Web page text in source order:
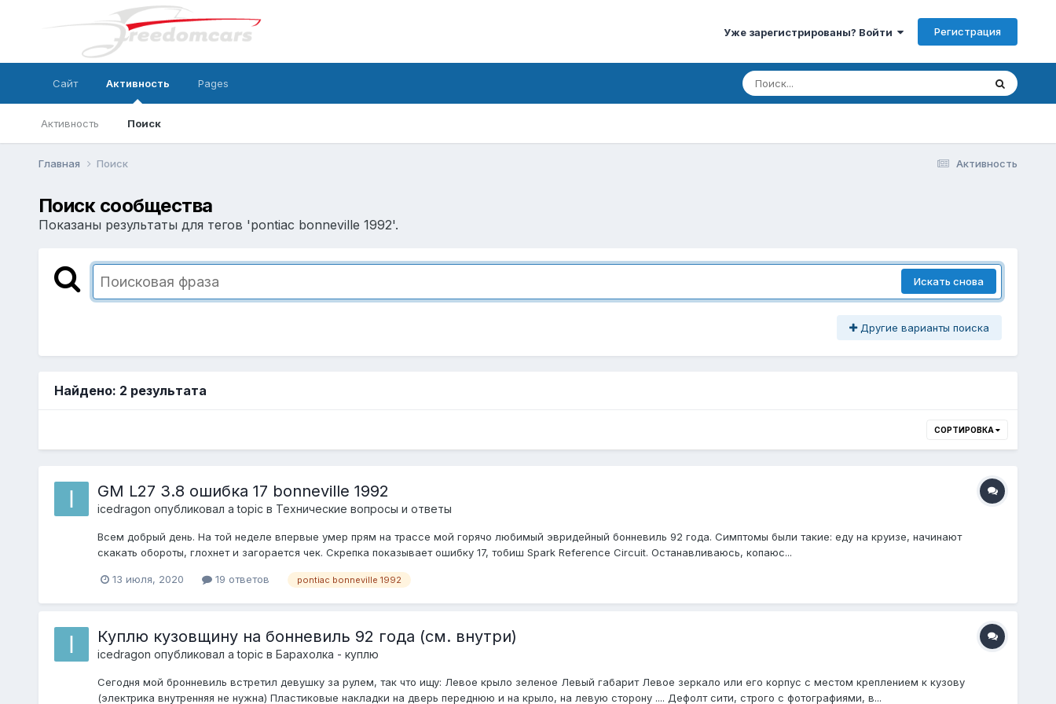
Уже зарегистрированы? Войти Регистрация
Сайт Активность
Активность Поиск
Pages
Активность
Главная Поиск
Поиск сообщества
Показаны результаты для тегов 'pontiac bonneville 1992'.
Искать снова
Другие варианты поиска
Найдено: 2 результата
СОРТИРОВКА
GM L27 3.8 ошибка 17 bonneville 1992
icedragon опубликовал a topic в Технические вопросы и ответы
Всем добрый день. На той неделе впервые умер прям на трассе мой горячо любимый эвридейный бонневиль 92 года. Симптомы были такие: еду на круизе, начинают
скакать обороты, глохнет и загорается чек. Скрепка показывает ошибку 17, тобиш Spark Reference Circuit. Останавливаюсь, копаюс...
13 июля, 2020 19 ответов pontiac bonneville 1992
Куплю кузовщину на бонневиль 92 года (см. внутри)
icedragon опубликовал a topic в Барахолка - куплю
Сегодня мой бронневиль встретил девушку за рулем, так что ищу: Левое крыло зеленое Левый габарит Левое зеркало или его корпус с местом креплением к кузову
(электрика внутренняя не нужна) Пластиковые накладки на дверь переднюю и на крыло, на левую сторону .... Дефолт сити, строго с фотографиями, в...